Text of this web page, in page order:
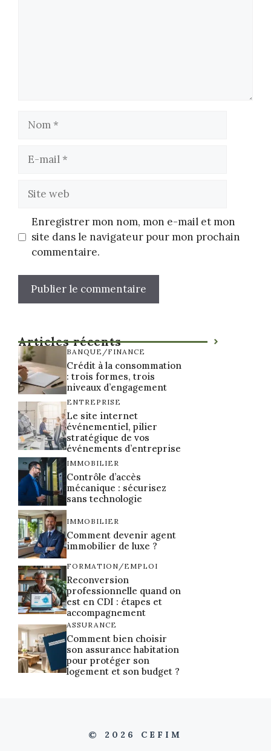
mail
web
Enregistrer mon nom, mon e-mail et mon
site dans le navigateur pour mon prochain
commentaire.
Articles récents
BANQUE/FINANCE
Crédit à la consommation
: trois formes, trois
niveaux d’engagement
ENTREPRISE
Le site internet
événementiel, pilier
stratégique de vos
événements d’entreprise
IMMOBILIER
Contrôle d’accès
mécanique : sécurisez
sans technologie
IMMOBILIER
Comment devenir agent
immobilier de luxe ?
FORMATION/EMPLOI
Reconversion
professionnelle quand on
est en CDI : étapes et
accompagnement
ASSURANCE
Comment bien choisir
son assurance habitation
pour protéger son
logement et son budget ?
© 2026 CEFIM